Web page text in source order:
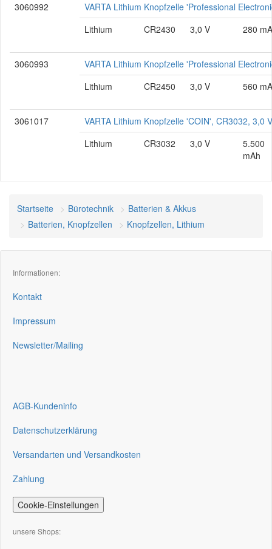
3060992
VARTA Lithium Knopfzelle 'Professional
Lithium
CR2430 3,0 V 280
3060993
VARTA Lithium Knopfzelle 'Professional
Lithium
CR2450 3,0 V 560
3061017
VARTA Lithium Knopfzelle 'COIN', CR3032, 3,0
Lithium
CR3032 3,0 V
5.500
mAh
Startseite Bürotechnik
Batterien & Akkus
Batterien, Knopfzellen
Knopfzellen, Lithium
Informationen:
Kontakt
Impressum
Newsletter/Mailing
AGB-Kundeninfo
Datenschutzerklärung
Versandarten und Versandkosten
Zahlung
Cookie-Einstellungen
unsere Shops: